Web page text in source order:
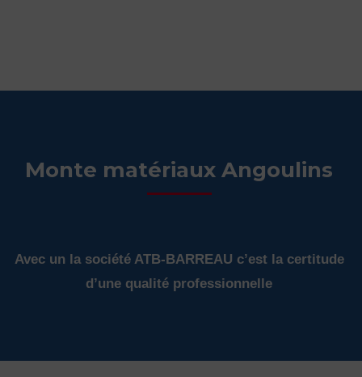
Monte matériaux Angoulins
Avec un la société ATB-BARREAU c’est la certitude
d’une qualité professionnelle